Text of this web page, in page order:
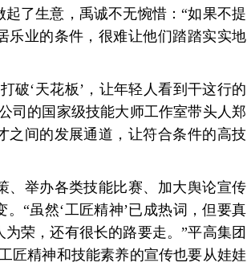
了生意，禹诚不无惋惜：“如果不提
乐业的条件，很难让他们踏踏实实地
‘天花板’，让年轻人看到干这行的
司的国家级技能大师工作室带头人郑
之间的发展通道，让符合条件的高技
举办各类技能比赛、加大舆论宣传
“虽然‘工匠精神’已成热词，但要真
荣，还有很长的路要走。”平高集团
匠精神和技能素养的宣传也要从娃娃